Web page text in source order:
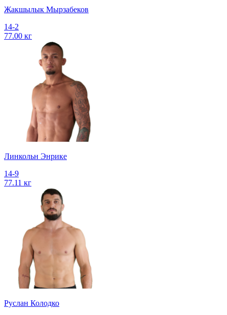
Жакшылык Мырзабеков
14-2
77.00 кг
Линкольн Энрике
14-9
77.11 кг
Руслан Колодко